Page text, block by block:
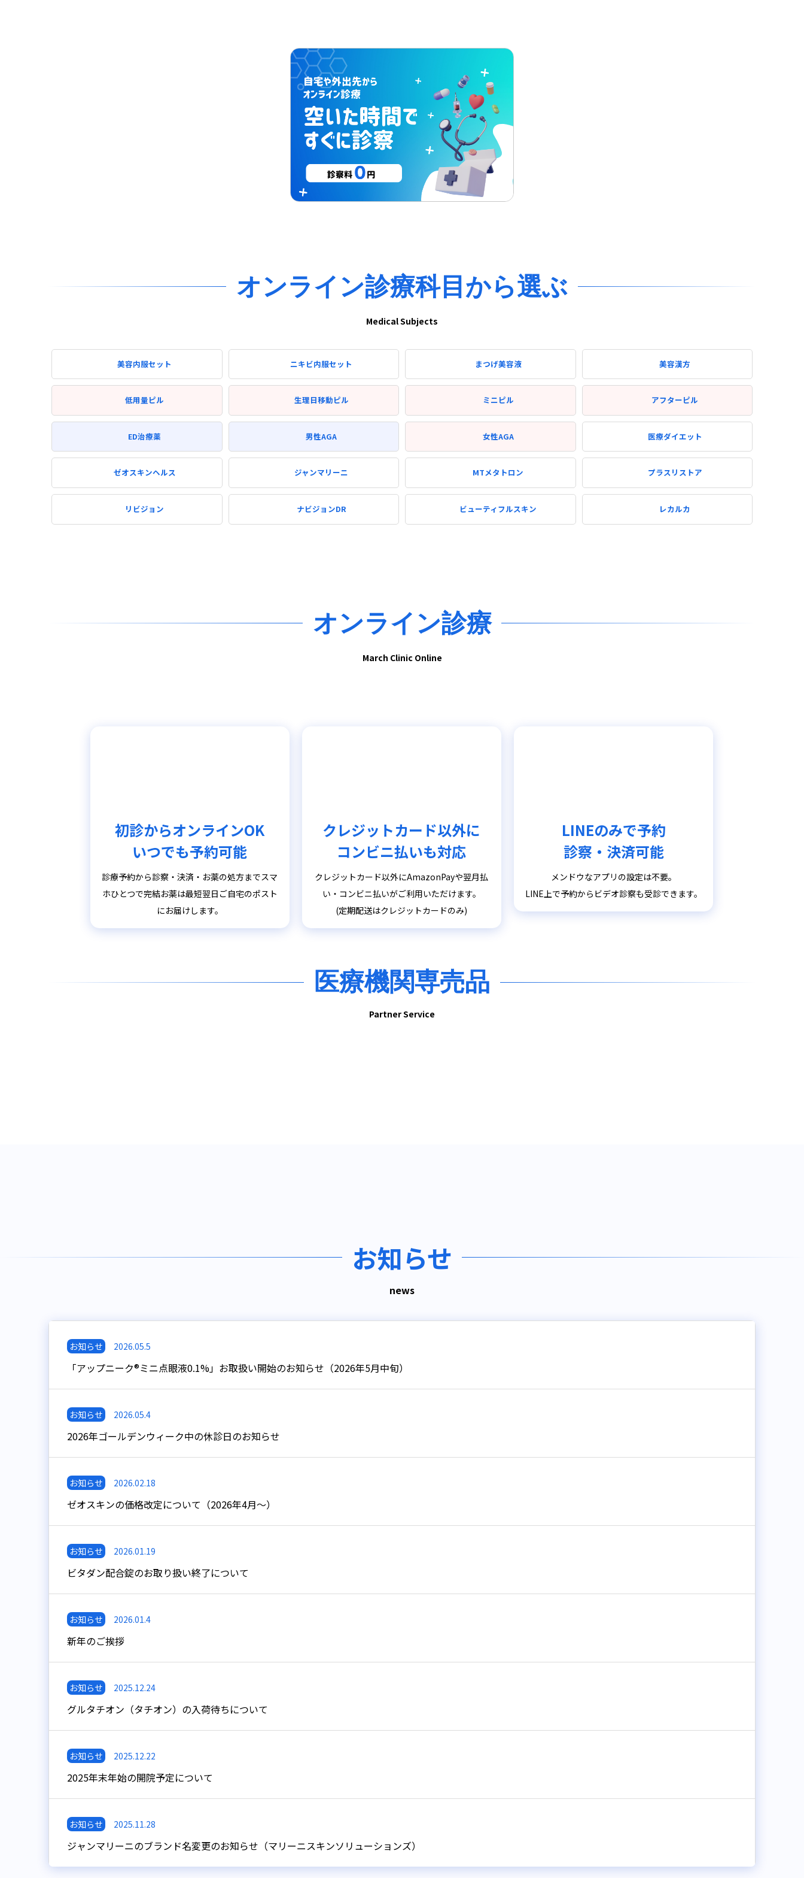
オンライン診療科目から選ぶ
Medical Subjects
美容内服セット ニキビ内服セット まつげ美容液 美容漢方
低用量ピル 生理日移動ピル ミニピル アフターピル
ED治療薬 男性AGA 女性AGA 医療ダイエット
ゼオスキンヘルス ジャンマリーニ MTメタトロン プラスリストア
リビジョン ナビジョンDR ビューティフルスキン レカルカ
オンライン診療
March Clinic Online
初診からオンラインOK
いつでも予約可能
診療予約から診察・決済・お薬の処方までスマ
ホひとつで完結お薬は最短翌日ご自宅のポスト
にお届けします。
クレジットカード以外に
コンビニ払いも対応
クレジットカード以外にAmazonPayや翌月払
い・コンビニ払いがご利用いただけます。
(定期配送はクレジットカードのみ)
LINEのみで予約
診察・決済可能
メンドウなアプリの設定は不要。
LINE上で予約からビデオ診察も受診できます。
医療機関専売品
Partner Service
お知らせ
news
お知らせ 2026.05.5
「アップニーク®ミニ点眼液0.1%」お取扱い開始のお知らせ（2026年5月中旬）
お知らせ 2026.05.4
2026年ゴールデンウィーク中の休診日のお知らせ
お知らせ 2026.02.18
ゼオスキンの価格改定について（2026年4月～）
お知らせ 2026.01.19
ビタダン配合錠のお取り扱い終了について
お知らせ 2026.01.4
新年のご挨拶
お知らせ 2025.12.24
グルタチオン（タチオン）の入荷待ちについて
お知らせ 2025.12.22
2025年末年始の開院予定について
お知らせ 2025.11.28
ジャンマリーニのブランド名変更のお知らせ（マリーニスキンソリューションズ）